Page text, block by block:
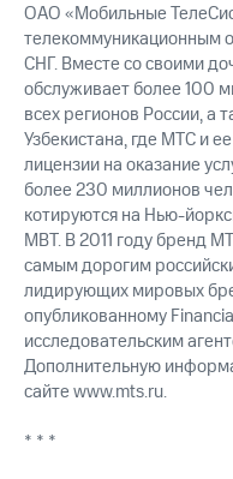
ОАО «Мобильные
телекоммуникационным
СНГ. Вместе со своими
обслуживает более 100
всех регионов России, а
Узбекистана, где МТС и
лицензии на оказание
более 230 миллионов
котируются на Нью-
MBT. В 2011 году бренд
самым дорогим
лидирующих мировых
опубликованному
исследовательским
Дополнительную
сайте www.mts.ru.
* * *